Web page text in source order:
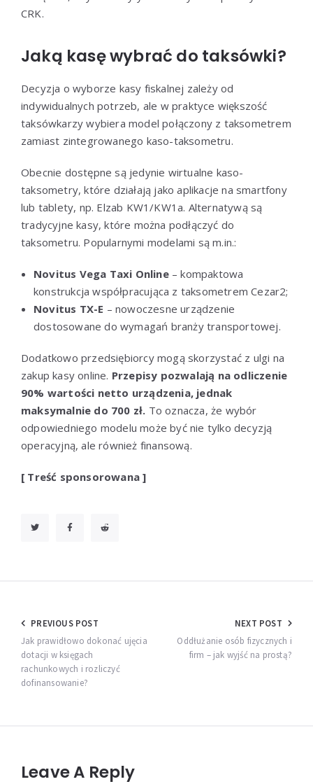
CRK.
Jaką kasę wybrać do taksówki?
Decyzja o wyborze kasy fiskalnej zależy od
indywidualnych potrzeb, ale w praktyce większość
taksówkarzy wybiera model połączony z taksometrem
zamiast zintegrowanego kaso-taksometru.
Obecnie dostępne są jedynie wirtualne kaso-
taksometry, które działają jako aplikacje na smartfony
lub tablety, np. Elzab KW1/KW1a. Alternatywą są
tradycyjne kasy, które można podłączyć do
taksometru. Popularnymi modelami są m.in.:
Novitus Vega Taxi Online– kompaktowa
konstrukcja współpracująca z taksometrem Cezar2;
Novitus TX-E – nowoczesne urządzenie
dostosowane do wymagań branży transportowej.
Dodatkowo przedsiębiorcy mogą skorzystać z ulgi na
zakup kasy online. Przepisy pozwalają na odliczenie
90% wartości netto urządzenia, jednak
maksymalnie do 700 zł. To oznacza, że wybór
odpowiedniego modelu może być nie tylko decyzją
operacyjną, ale również finansową.
[ Treść sponsorowana ]
Nawigacja
wpisu
PREVIOUS POST
Jak prawidłowo dokonać ujęcia
dotacji w księgach
rachunkowych i rozliczyć
dofinansowanie?
NEXT POST
Oddłużanie osób fizycznych i
firm – jak wyjść na prostą?
Leave A Reply